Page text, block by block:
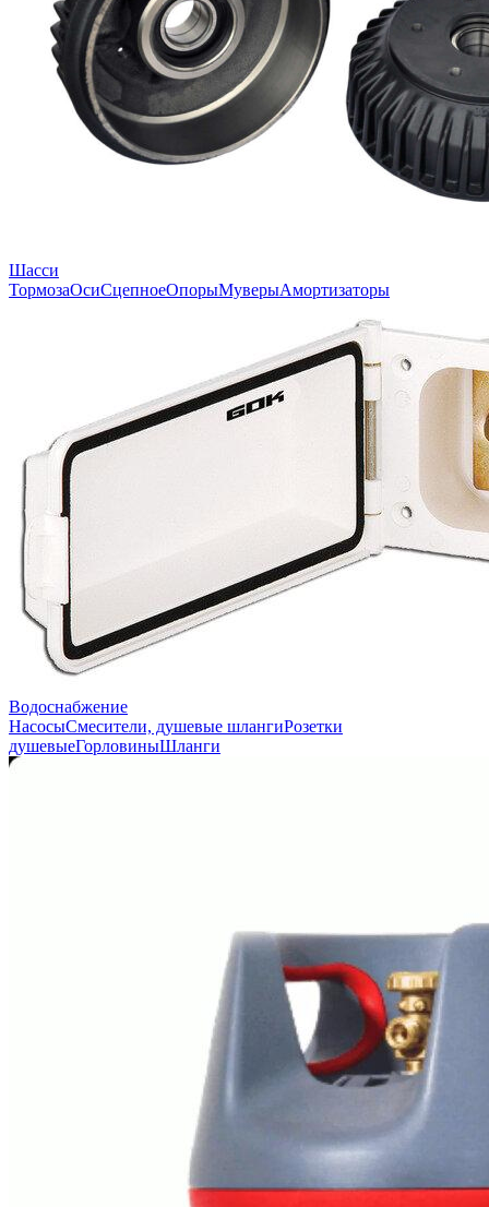
Шасси
ТормозаОсиСцепноеОпорыМуверыАмортизаторы
Водоснабжение
НасосыСмесители, душевые шлангиРозетки
душевыеГорловиныШланги